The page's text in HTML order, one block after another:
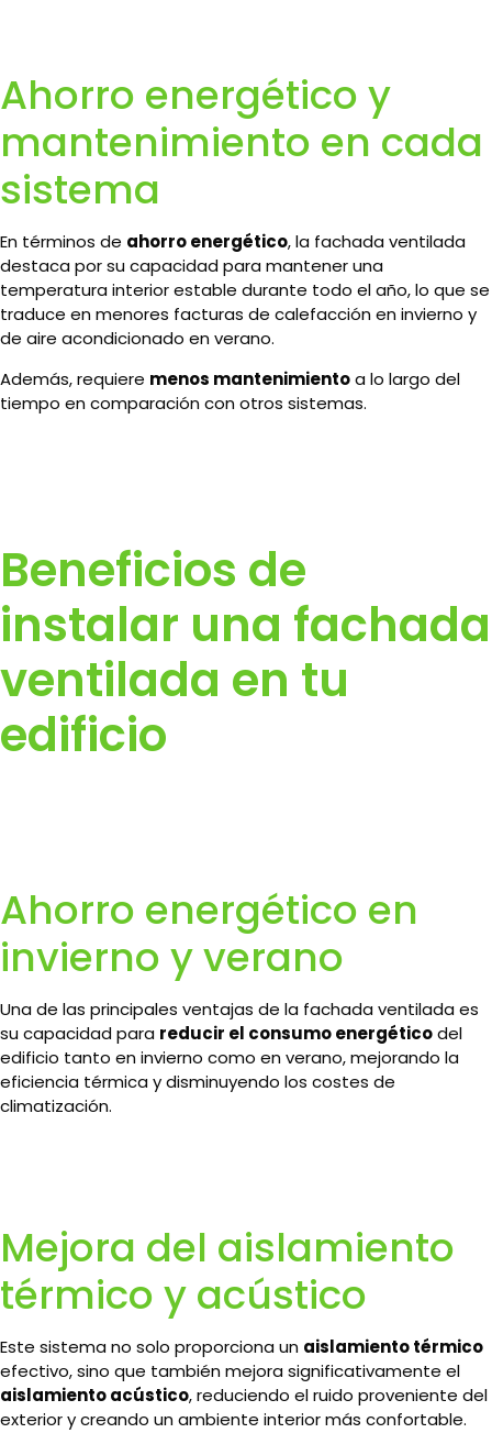
Ahorro energético y
mantenimiento en cada
sistema
En términos de ahorro energético, la fachada ventilada
destaca por su capacidad para mantener una
temperatura interior estable durante todo el año, lo que se
traduce en menores facturas de calefacción en invierno y
de aire acondicionado en verano.
Además, requiere menos mantenimientoa lo largo del
tiempo en comparación con otros sistemas.
Beneficios de
instalar una fachada
ventilada en tu
edificio
Ahorro energético en
invierno y verano
Una de las principales ventajas de la fachada ventilada es
su capacidad para reducir el consumo energéticodel
edificio tanto en invierno como en verano, mejorando la
eficiencia térmica y disminuyendo los costes de
climatización.
Mejora del aislamiento
térmico y acústico
Este sistema no solo proporciona un aislamiento térmico
efectivo, sino que también mejora significativamente el
aislamiento acústico, reduciendo el ruido proveniente del
exterior y creando un ambiente interior más confortable.